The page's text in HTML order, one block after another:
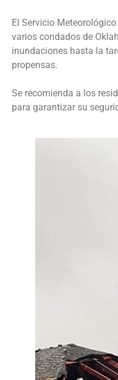
El Servicio
varios condados de
inundaciones hasta la
propensas.
Se recomienda a los
para garantizar su